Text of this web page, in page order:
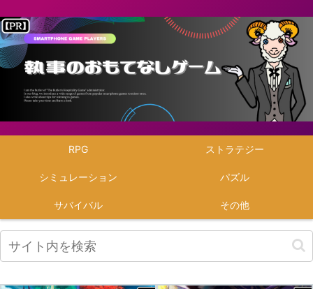
RPG ストラテジー
シミュレーション パズル
サバイバル その他